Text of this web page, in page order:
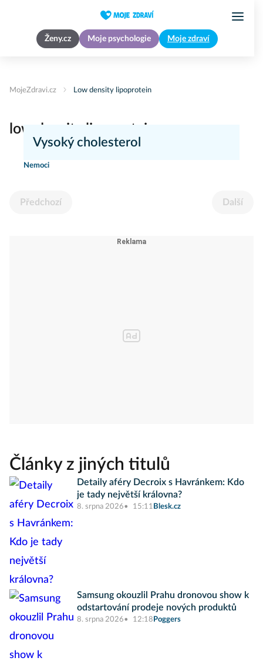
Ženy.cz Moje psychologie Moje zdraví
MojeZdravi.cz Low density lipoprotein
low density lipoprotein
Vysoký cholesterol
Nemoci
Předchozí Další
Články z jiných titulů
Detaily aféry Decroix s Havránkem: Kdo
je tady největší královna?
8. srpna 2026 15:11 Blesk.cz
Samsung okouzlil Prahu dronovou show k
odstartování prodeje nových produktů
8. srpna 2026 12:18 Poggers